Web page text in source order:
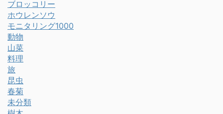
ブロッコリー
ホウレンソウ
モニタリング1000
動物
山菜
料理
旅
昆虫
春菊
未分類